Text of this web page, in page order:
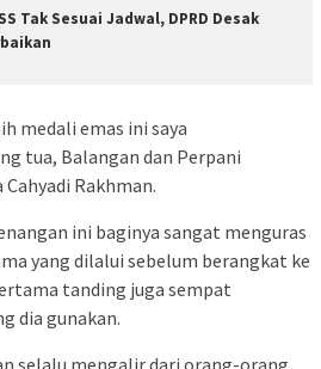
Tak Sesuai Jadwal, DPRD Desak
medali emas ini saya
tua, Balangan dan Perpani
Rakhman.
ini baginya sangat menguras
yang dilalui sebelum berangkat ke
tanding juga sempat
dia gunakan.
selalu mengalir dari orang-orang